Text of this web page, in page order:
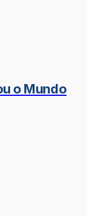
o Mundo